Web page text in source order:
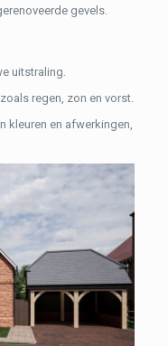
gevels.
uitstraling.
regen, zon en vorst.
kleuren en afwerkingen,